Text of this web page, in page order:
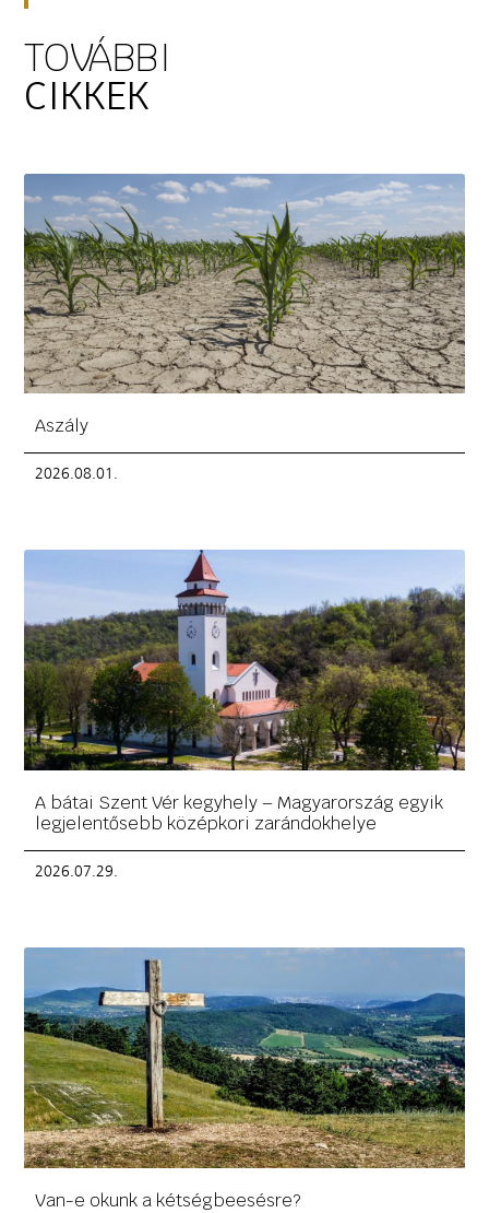
TOVÁBBI
CIKKEK
Aszály
2026.08.01.
A bátai Szent Vér kegyhely – Magyarország egyik
legjelentősebb középkori zarándokhelye
2026.07.29.
Van-e okunk a kétségbeesésre?